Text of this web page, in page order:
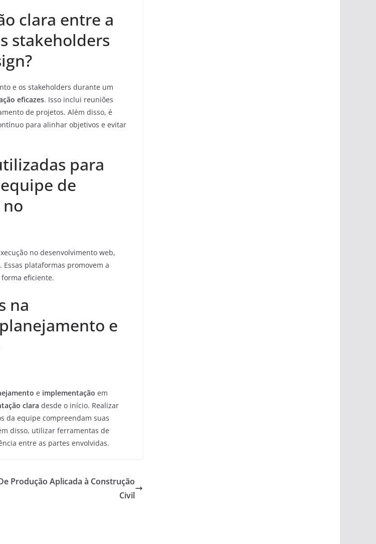
clara entre a
stakeholders
e os stakeholders durante um
eficazes. Isso inclui reuniões
de projetos. Além disso, é
para alinhar objetivos e evitar
para
de
no desenvolvimento web,
. Essas plataformas promovem a
eficiente.
na
e
e implementação em
clara desde o início. Realizar
da equipe compreendam suas
disso, utilizar ferramentas de
entre as partes envolvidas.
Produção Aplicada à Construção
Civil